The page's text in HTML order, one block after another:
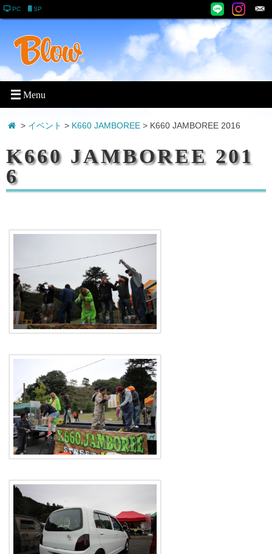
PC SP
> イベント > K660 JAMBOREE> K660 JAMBOREE 2016
K660 JAMBOREE 201
6